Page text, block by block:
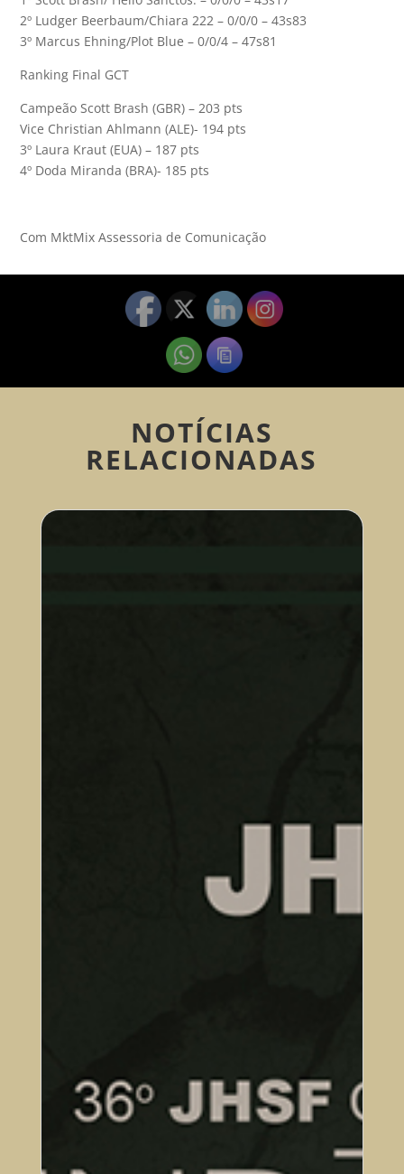
2º Ludger Beerbaum/Chiara 222 – 0/0/0 – 43s83
3º Marcus Ehning/Plot Blue – 0/0/4 – 47s81
Ranking Final GCT
Campeão Scott Brash (GBR) – 203 pts
Vice Christian Ahlmann (ALE)- 194 pts
3º Laura Kraut (EUA) – 187 pts
4º Doda Miranda (BRA)- 185 pts
Com MktMix Assessoria de Comunicação
NOTÍCIAS
RELACIONADAS